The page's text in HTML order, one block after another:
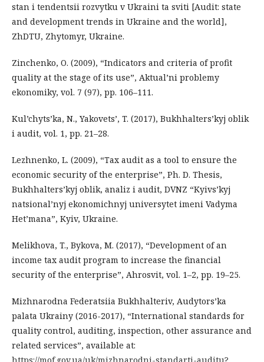
stan i tendentsii rozvytku v Ukraini ta sviti [Audit: state
and development trends in Ukraine and the world],
ZhDTU, Zhytomyr, Ukraine.
Zinchenko, O. (2009), “Indicators and criteria of profit
quality at the stage of its use”, Aktual’ni problemy
ekonomiky, vol. 7 (97), pp. 106–111.
Kul’chyts’ka, N., Yakovets’, T. (2017), Bukhhalters’kyj oblik
i audit, vol. 1, pp. 21–28.
Lezhnenko, L. (2009), “Tax audit as a tool to ensure the
economic security of the enterprise”, Ph. D. Thesis,
Bukhhalters’kyj oblik, analiz i audit, DVNZ “Kyivs’kyj
natsional’nyj ekonomichnyj universytet imeni Vadyma
Het’mana”, Kyiv, Ukraine.
Melikhova, T., Bykova, M. (2017), “Development of an
income tax audit program to increase the financial
security of the enterprise”, Ahrosvit, vol. 1–2, pp. 19–25.
Mizhnarodna Federatsiia Bukhhalteriv, Audytors’ka
palata Ukrainy (2016-2017), “International standards for
quality control, auditing, inspection, other assurance and
related services”, available at: